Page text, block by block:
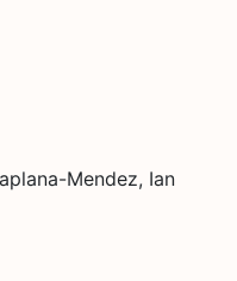
Mendez, Ian